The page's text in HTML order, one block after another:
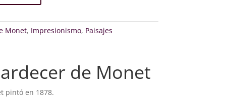
Monet, Impresionismo, Paisajes
de Monet
pintó en 1878.